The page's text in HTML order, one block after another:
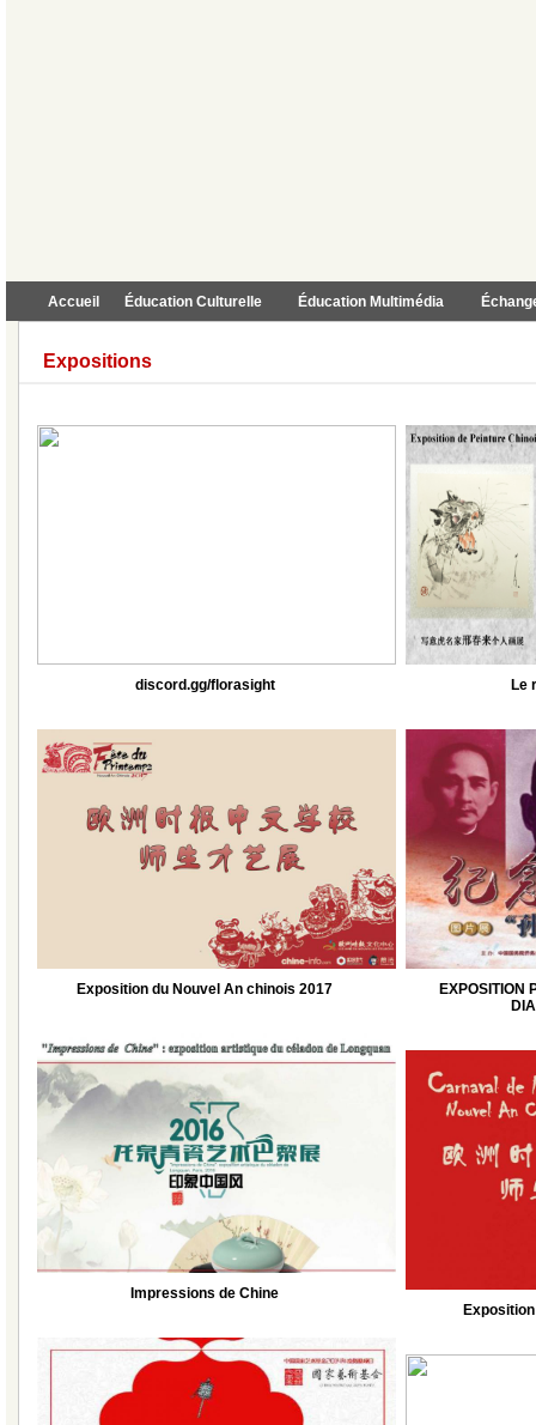
Accueil Éducation Culturelle Éducation Multimédia
Expositions
discord.gg/florasight
Exposition du Nouvel An chinois 2017
Impressions de Chine
Le
EXPOSITION